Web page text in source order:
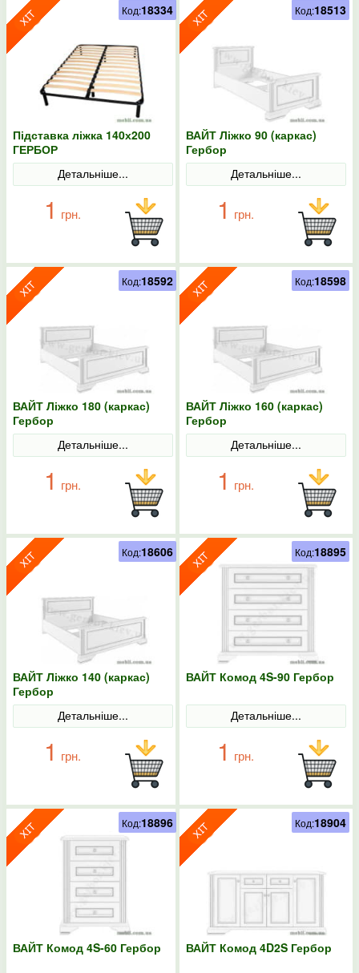
Підставка ліжка 140х200
ГЕРБОР
Детальніше...
1 грн.
Код:18334
ВАЙТ Ліжко 90 (каркас)
Гербор
Детальніше...
1 грн.
Код:18513
ВАЙТ Ліжко 180 (каркас)
Гербор
Детальніше...
1 грн.
Код:18592
ВАЙТ Ліжко 160 (каркас)
Гербор
Детальніше...
1 грн.
Код:18598
ВАЙТ Ліжко 140 (каркас)
Гербор
Детальніше...
1 грн.
Код:18606
ВАЙТ Комод 4S-90 Гербор
Детальніше...
1 грн.
Код:18895
ВАЙТ Комод 4S-60 Гербор
Код:18896
ВАЙТ Комод 4D2S Гербор
Код:18904